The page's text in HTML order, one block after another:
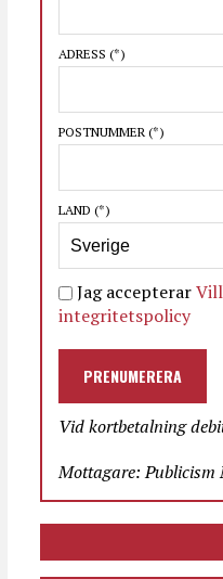
ADRESS (*)
POSTNUMMER (*)
LAND (*)
Jag accepterar
integritetspolicy
PRENUMERERA
Vid kortbetalning
Mottagare: Publicism